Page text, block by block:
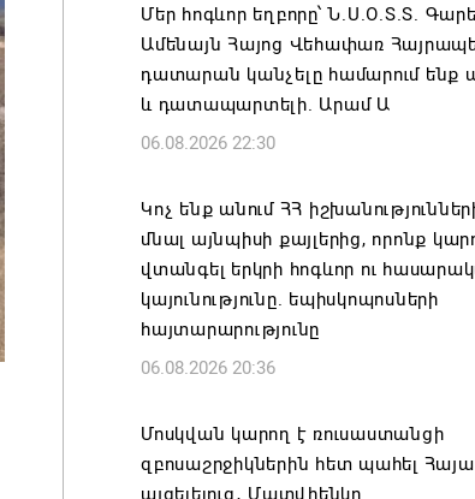
Մեր հոգևոր եղբորը՝ Ն.Ս.Օ.Տ.Տ.
Ամենայն Հայոց Վեհափառ
դատարան կանչելը համարում ենք
և դատապարտելի. Արամ Ա
06.08.2026 22:30
Կոչ ենք անում ՀՀ
մնալ այնպիսի քայլերից, որոնք
վտանգել երկրի հոգևոր ու
կայունությունը. եպիսկոպոսների
հայտարարությունը
06.08.2026 20:36
Մոսկվան կարող է ռուսաստանցի
զբոսաշրջիկներին հետ պահել
այցելելուց․ Մատվիենկո